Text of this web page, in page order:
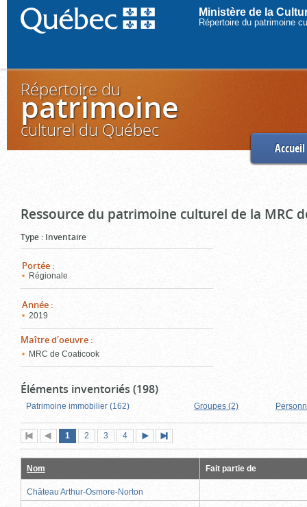
Ministère de la
Répertoire du patrimoine
Répertoire du
patrimoine
culturel du Québec
Accueil
Ressource du patrimoine culturel de la MRC
Type : Inventaire
Portée :
Régionale
Année :
2019
Maître d'oeuvre :
MRC de Coaticook
Éléments inventoriés (198)
Patrimoine immobilier (162) Groupes (2)
Première
page
Page
précédente
Page
1 (page
actuelle)
Page
2 Page
3 Page
4
suivante
page
Nom Fait partie de
Château Arthur-Osmore-Norton